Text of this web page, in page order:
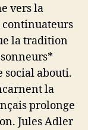
vers la
la tradition
social abouti.
la
prolonge
Jules Adler